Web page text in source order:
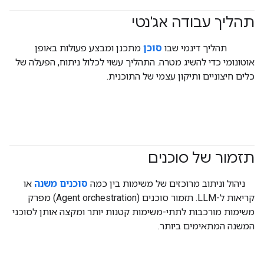
תהליך עבודה אג'נטי
#generativeAI #agent
תהליך דינמי שבו סוכן מתכנן ומבצע פעולות באופן
אוטונומי כדי להשיג מטרה. התהליך עשוי לכלול ניתוח, הפעלה של
כלים חיצוניים ותיקון עצמי של התוכנית.
תזמור של סוכנים
#agent
ניהול וניתוב מרוכזים של משימות בין כמה סוכנים משנה או
קריאות ל-LLM. תזמור סוכנים (Agent orchestration) מפרק
משימות מורכבות לתתי-משימות קטנות יותר ומקצה אותן לסוכני
המשנה המתאימים ביותר.